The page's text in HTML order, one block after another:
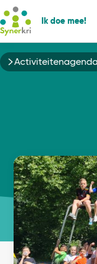
Ik doe mee!
Kruimelpad
Activiteitenagenda